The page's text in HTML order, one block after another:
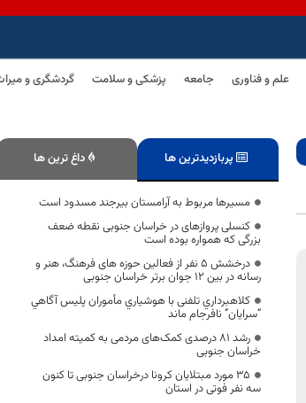
علم و فناوری جامعه پزشکی و سلامت گردشگری و
پربازدیدترین ها داغ ترین ها
مسیرها مربوط به آرامستان بیرجند مسدود است
کنسلی پروازهای در خراسان جنوبی نقطه ضعف
بزرگی که همواره بوده است
درخشش 5 نفر از فعالین حوزه های فرهنگ، هنر و
رسانه در بین 12 جوان برتر خراسان جنوبی
كلاهبرداري تلفنی با هوشياري مأموران پليس آگاهي
“سرايان” نافرجام ماند
رشد ۸۱ درصدی کمک‌های مردمی به کمیته امداد
خراسان جنوبی
35 مورد مبتلایان کرونا درخراسان جنوبی تا کنون
سه نفر فوتی در استان